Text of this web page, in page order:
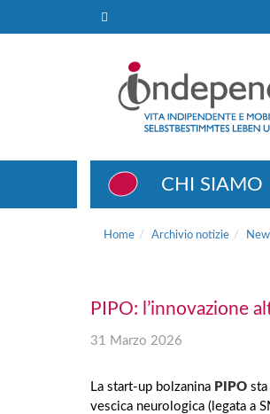
CHI SIAMO
Home Archivio notizie
PIPO: l’innovazione
31 Marzo 2026
La start-up bolzanina PIPO
vescica neurologica (legata a